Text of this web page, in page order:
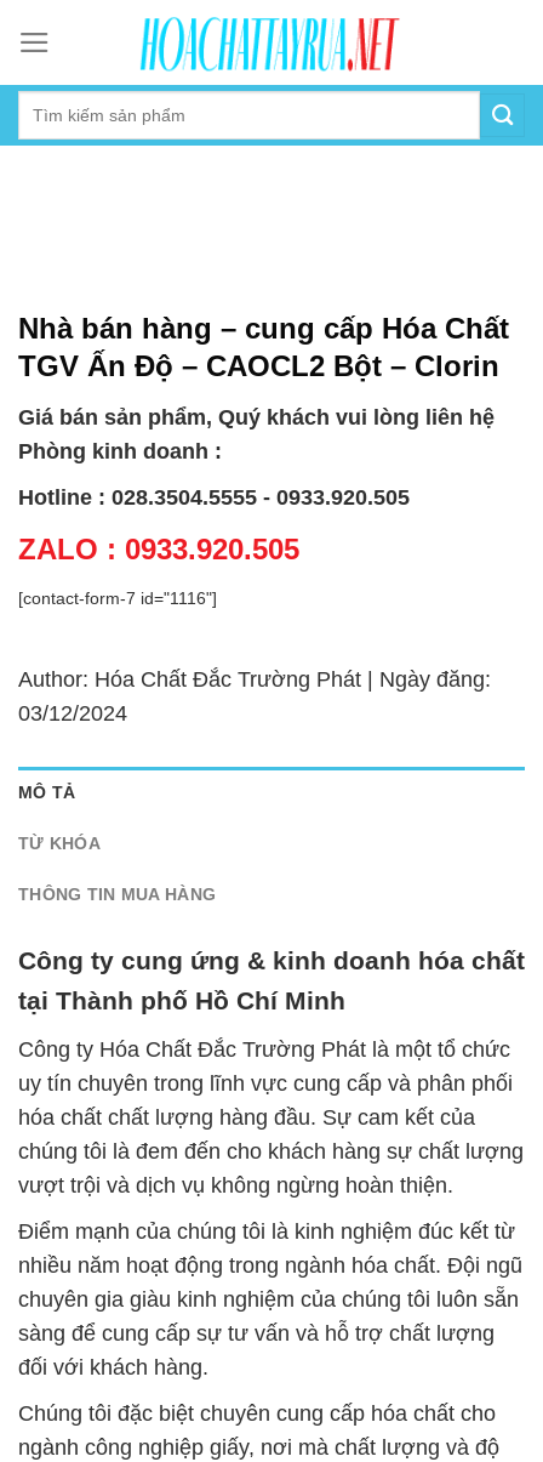
content
Nhà bán hàng – cung cấp Hóa Chất
TGV Ấn Độ – CAOCL2 Bột – Clorin
Giá bán sản phẩm, Quý khách vui lòng liên hệ
Phòng kinh doanh :
Hotline : 028.3504.5555 - 0933.920.505
ZALO : 0933.920.505
[contact-form-7 id="1116"]
Author: Hóa Chất Đắc Trường Phát | Ngày đăng:
03/12/2024
MÔ TẢ
TỪ KHÓA
THÔNG TIN MUA HÀNG
Công ty cung ứng & kinh doanh hóa chất
tại Thành phố Hồ Chí Minh
Công ty Hóa Chất Đắc Trường Phát là một tổ chức
uy tín chuyên trong lĩnh vực cung cấp và phân phối
hóa chất chất lượng hàng đầu. Sự cam kết của
chúng tôi là đem đến cho khách hàng sự chất lượng
vượt trội và dịch vụ không ngừng hoàn thiện.
Điểm mạnh của chúng tôi là kinh nghiệm đúc kết từ
nhiều năm hoạt động trong ngành hóa chất. Đội ngũ
chuyên gia giàu kinh nghiệm của chúng tôi luôn sẵn
sàng để cung cấp sự tư vấn và hỗ trợ chất lượng
đối với khách hàng.
Chúng tôi đặc biệt chuyên cung cấp hóa chất cho
ngành công nghiệp giấy, nơi mà chất lượng và độ